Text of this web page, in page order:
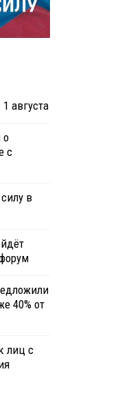
августа
о
с
в
40% от
лиц с